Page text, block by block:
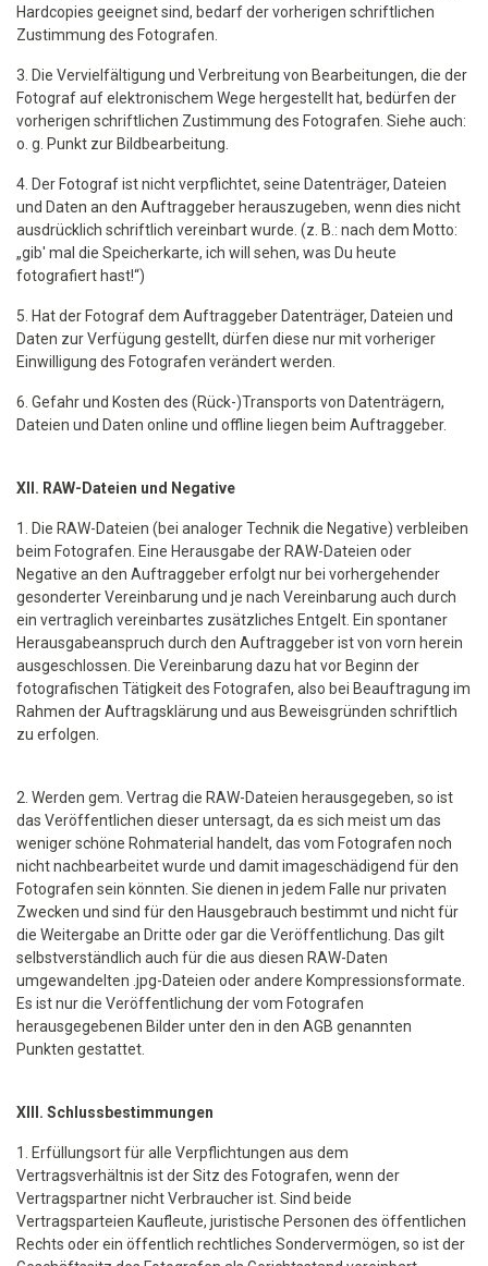
Hardcopies geeignet sind, bedarf der vorherigen schriftlichen
Zustimmung des Fotografen.
3. Die Vervielfältigung und Verbreitung von Bearbeitungen, die der
Fotograf auf elektronischem Wege hergestellt hat, bedürfen der
vorherigen schriftlichen Zustimmung des Fotografen. Siehe auch:
o. g. Punkt zur Bildbearbeitung.
4. Der Fotograf ist nicht verpflichtet, seine Datenträger, Dateien
und Daten an den Auftraggeber herauszugeben, wenn dies nicht
ausdrücklich schriftlich vereinbart wurde. (z. B.: nach dem Motto:
„gib' mal die Speicherkarte, ich will sehen, was Du heute
fotografiert hast!“)
5. Hat der Fotograf dem Auftraggeber Datenträger, Dateien und
Daten zur Verfügung gestellt, dürfen diese nur mit vorheriger
Einwilligung des Fotografen verändert werden.
6. Gefahr und Kosten des (Rück-)Transports von Datenträgern,
Dateien und Daten online und offline liegen beim Auftraggeber.
XII. RAW-Dateien und Negative
1. Die RAW-Dateien (bei analoger Technik die Negative) verbleiben
beim Fotografen. Eine Herausgabe der RAW-Dateien oder
Negative an den Auftraggeber erfolgt nur bei vorhergehender
gesonderter Vereinbarung und je nach Vereinbarung auch durch
ein vertraglich vereinbartes zusätzliches Entgelt. Ein spontaner
Herausgabeanspruch durch den Auftraggeber ist von vorn herein
ausgeschlossen. Die Vereinbarung dazu hat vor Beginn der
fotografischen Tätigkeit des Fotografen, also bei Beauftragung im
Rahmen der Auftragsklärung und aus Beweisgründen schriftlich
zu erfolgen.
2. Werden gem. Vertrag die RAW-Dateien herausgegeben, so ist
das Veröffentlichen dieser untersagt, da es sich meist um das
weniger schöne Rohmaterial handelt, das vom Fotografen noch
nicht nachbearbeitet wurde und damit imageschädigend für den
Fotografen sein könnten. Sie dienen in jedem Falle nur privaten
Zwecken und sind für den Hausgebrauch bestimmt und nicht für
die Weitergabe an Dritte oder gar die Veröffentlichung. Das gilt
selbstverständlich auch für die aus diesen RAW-Daten
umgewandelten .jpg-Dateien oder andere Kompressionsformate.
Es ist nur die Veröffentlichung der vom Fotografen
herausgegebenen Bilder unter den in den AGB genannten
Punkten gestattet.
XIII. Schlussbestimmungen
1. Erfüllungsort für alle Verpflichtungen aus dem
Vertragsverhältnis ist der Sitz des Fotografen, wenn der
Vertragspartner nicht Verbraucher ist. Sind beide
Vertragsparteien Kaufleute, juristische Personen des öffentlichen
Rechts oder ein öffentlich rechtliches Sondervermögen, so ist der